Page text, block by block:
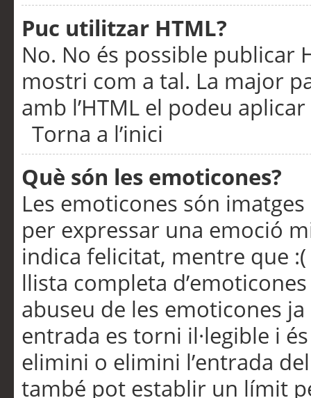
Puc utilitzar HTML?
No. No és possible publicar
mostri com a tal. La major
amb l’HTML el podeu
Torna a l’inici
Què són les emoticones?
Les emoticones són
per expressar una emoció
indica felicitat, mentre que
llista completa
abuseu de les emoticones
entrada es torni il·legible i
elimini o elimini l’entrada
també pot establir un límit